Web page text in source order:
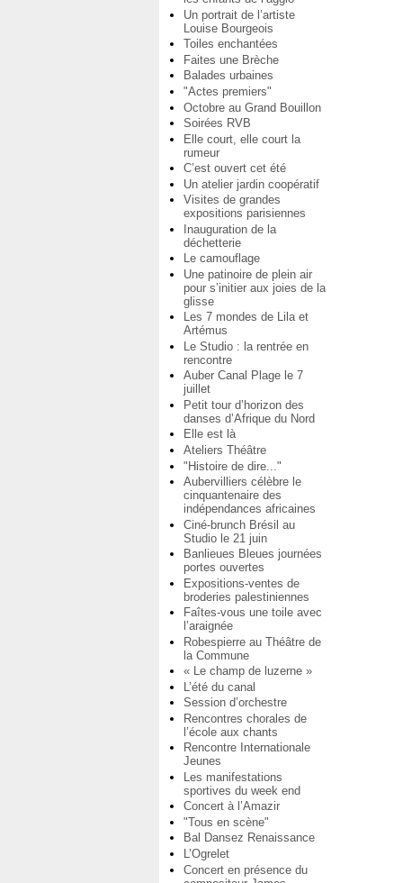
Un portrait de l’artiste
Louise Bourgeois
Toiles enchantées
Faites une Brèche
Balades urbaines
"Actes premiers"
Octobre au Grand Bouillon
Soirées RVB
Elle court, elle court la
rumeur
C’est ouvert cet été
Un atelier jardin coopératif
Visites de grandes
expositions parisiennes
Inauguration de la
déchetterie
Le camouflage
Une patinoire de plein air
pour s’initier aux joies de la
glisse
Les 7 mondes de Lila et
Artémus
Le Studio : la rentrée en
rencontre
Auber Canal Plage le 7
juillet
Petit tour d’horizon des
danses d’Afrique du Nord
Elle est là
Ateliers Théâtre
"Histoire de dire..."
Aubervilliers célèbre le
cinquantenaire des
indépendances africaines
Ciné-brunch Brésil au
Studio le 21 juin
Banlieues Bleues journées
portes ouvertes
Expositions-ventes de
broderies palestiniennes
Faîtes-vous une toile avec
l’araignée
Robespierre au Théâtre de
la Commune
« Le champ de luzerne »
L’été du canal
Session d’orchestre
Rencontres chorales de
l’école aux chants
Rencontre Internationale
Jeunes
Les manifestations
sportives du week end
Concert à l’Amazir
"Tous en scène"
Bal Dansez Renaissance
L’Ogrelet
Concert en présence du